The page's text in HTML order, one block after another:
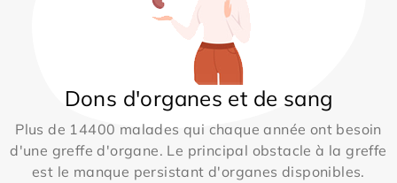
Dons d'organes et de sang
Plus de 14400 malades qui chaque année ont besoin
d'une greffe d'organe. Le principal obstacle à la greffe
est le manque persistant d'organes disponibles.